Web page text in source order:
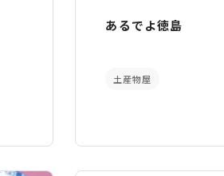
あるでよ徳島
土産物屋